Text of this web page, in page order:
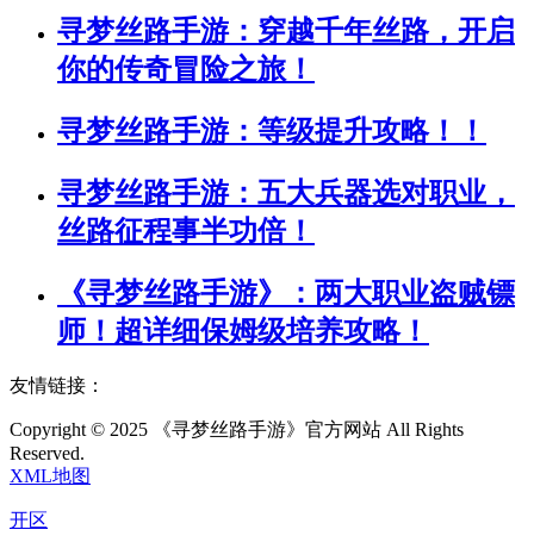
寻梦丝路手游：穿越千年丝路，开启
你的传奇冒险之旅！
寻梦丝路手游：等级提升攻略！！
寻梦丝路手游：五大兵器选对职业，
丝路征程事半功倍！
《寻梦丝路手游》：两大职业盗贼镖
师！超详细保姆级培养攻略！
友情链接：
Copyright © 2025 《寻梦丝路手游》官方网站 All Rights
Reserved.
XML地图
开区